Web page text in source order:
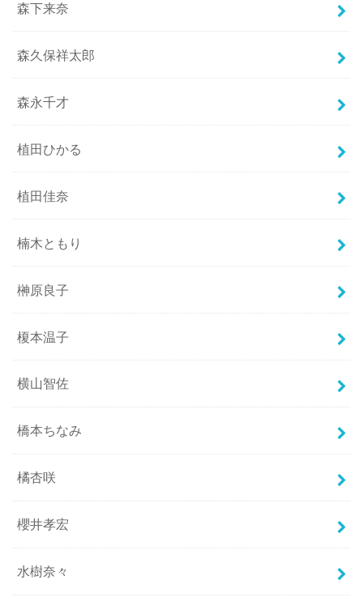
森下来奈
森久保祥太郎
森永千才
植田ひかる
植田佳奈
楠木ともり
榊原良子
榎本温子
横山智佐
橋本ちなみ
橘杏咲
櫻井孝宏
水樹奈々